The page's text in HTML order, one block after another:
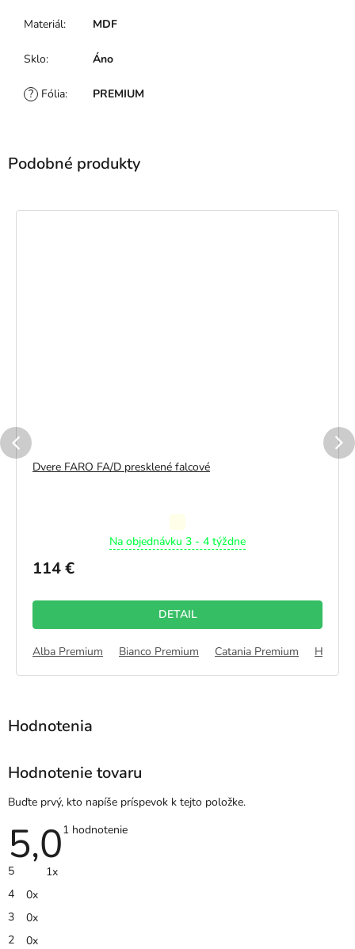
Materiál: MDF
Sklo: Áno
? Fólia: PREMIUM
Dvere FARO FA/D presklené falcové
hodnotenie
z
5
hviezdičiek.
Na objednávku 3 - 4 týždne
114 €
DETAIL
Alba Premium Bianco Premium Catania Premium Halifax
Hodnotenie tovaru
Buďte prvý, kto napíše príspevok k tejto položke.
5,0Priemerné
1 hodnotenie
5
1x
4
0x
3
0x
2
0x